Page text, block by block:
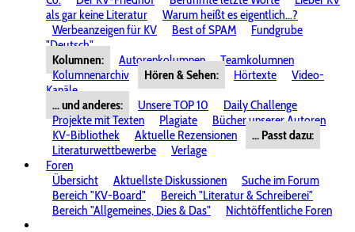
als gar keine Literatur
Warum heißt es eigentlich...?
Werbeanzeigen für KV
Best of SPAM
Fundgrube
"Deutsch"
Kolumnen:
Autorenkolumnen
Teamkolumnen
Kolumnenarchiv
Hören & Sehen: Hörtexte
Video-
Kanäle
... und anderes:
Unsere TOP 10
Daily Challenge
Projekte mit Texten
Plagiate
Bücher unserer Autoren
KV-Bibliothek
Aktuelle Rezensionen
... Passt dazu:
Literaturwettbewerbe
Verlage
Foren
Übersicht
Aktuellste Diskussionen
Suche im Forum
Bereich "KV-Board"
Bereich "Literatur & Schreiberei"
Bereich "Allgemeines, Dies & Das"
Nichtöffentliche Foren